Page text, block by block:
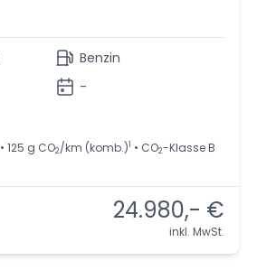
Benzin
-
• 125 g CO2/km (komb.)1 • CO2-Klasse B
24.980,- €
inkl. MwSt.